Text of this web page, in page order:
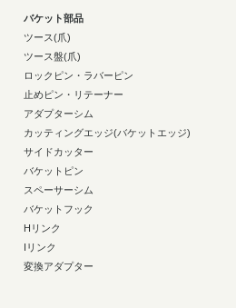
バケット部品
ツース(爪)
ツース盤(爪)
ロックピン・ラバーピン
止めピン・リテーナー
アダプターシム
カッティングエッジ(バケットエッジ)
サイドカッター
バケットピン
スペーサーシム
バケットフック
Hリンク
Iリンク
変換アダプター